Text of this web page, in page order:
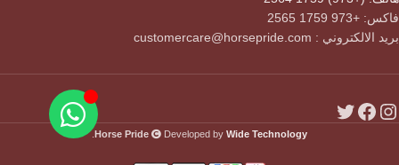
فاكس: +973 1759 2565
بريد الالكتروني : customercare@horsepride.com
Horse Pride Developed by Wide Technology
.